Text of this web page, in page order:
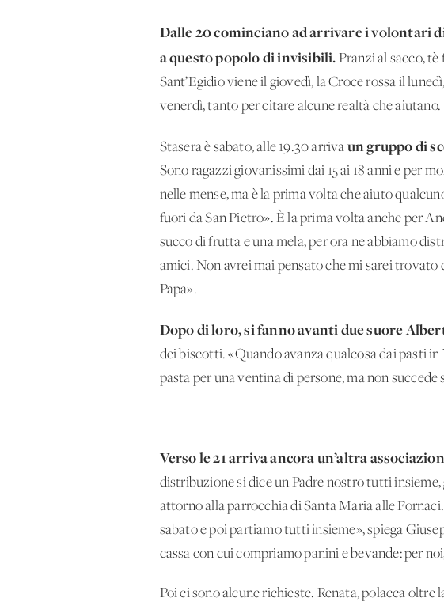
Dalle 20 cominciano ad arrivare i volontari
a questo popolo di invisibili. Pranzi al sacco,
Sant’Egidio viene il giovedì, la Croce rossa il
venerdì, tanto per citare alcune realtà che aiutano.
Stasera è sabato, alle 19.30 arriva un gruppo di
Sono ragazzi giovanissimi dai 15 ai 18 anni e per
nelle mense, ma è la prima volta che aiuto
fuori da San Pietro». È la prima volta anche per
succo di frutta e una mela, per ora ne abbiamo
amici. Non avrei mai pensato che mi sarei
Papa».
Dopo di loro, si fanno avanti due suore
dei biscotti. «Quando avanza qualcosa dai pasti
pasta per una ventina di persone, ma non
Verso le 21 arriva ancora un’altra
distribuzione si dice un Padre nostro tutti
attorno alla parrocchia di Santa Maria alle
sabato e poi partiamo tutti insieme», spiega
cassa con cui compriamo panini e bevande: per
Poi ci sono alcune richieste. Renata, polacca